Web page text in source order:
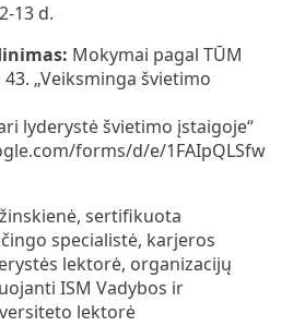
13 d.
Mokymai pagal TŪM
„Veiksminga švietimo
lyderystė švietimo įstaigoje“
forms/d/e/
sertifikuota
specialistė, karjeros
lektorė, organizacijų
ISM Vadybos ir
lektorė